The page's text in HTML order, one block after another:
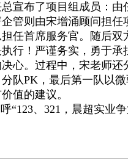
宣布了项目组成员：
管则由宋增涌顾问担
任首席服务官。随后
行！严谨务实，勇于承
心。过程中，宋老师
队PK，最后第一队以
值的建议。
“123、321，晨超实业